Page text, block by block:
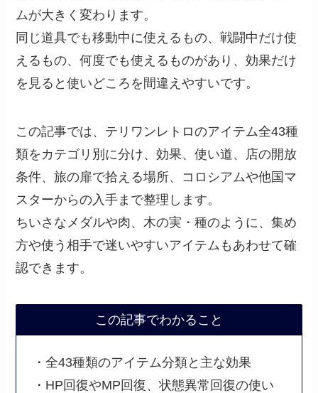
ムが大きく変わります。
同じ道具でも移動中に使えるもの、戦闘中だけ使
えるもの、何度でも使えるものがあり、効果だけ
を見ると使いどころを間違えやすいです。
この記事では、テリワンレトロのアイテム全43種
類をカテゴリ別に分け、効果、使い道、店の開放
条件、旅の扉で拾える場所、コロシアムや他国マ
スターからの入手まで整理します。
ちいさなメダルや肉、木の実・種のように、集め
方や使う相手で迷いやすいアイテムもあわせて確
認できます。
この記事でわかること
・全43種類のアイテム分類と主な効果
・HP回復やMP回復、状態異常回復の使い